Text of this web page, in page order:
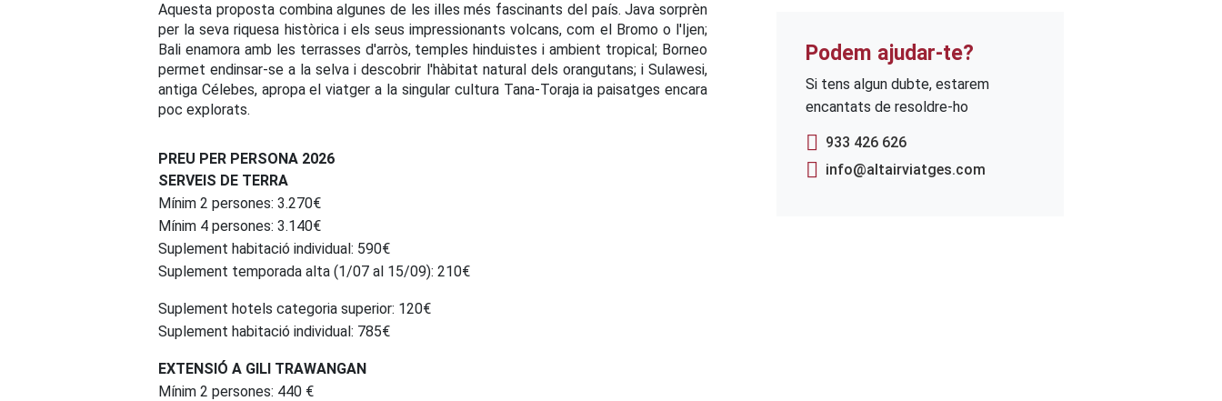
Aquesta proposta combina algunes de les illes més fascinants del país. Java sorprèn
per la seva riquesa històrica i els seus impressionants volcans, com el Bromo o l'Ijen;
Bali enamora amb les terrasses d'arròs, temples hinduistes i ambient tropical; Borneo
permet endinsar-se a la selva i descobrir l'hàbitat natural dels orangutans; i Sulawesi,
antiga Célebes, apropa el viatger a la singular cultura Tana-Toraja ia paisatges encara
poc explorats.
PREU PER PERSONA 2026
SERVEIS DE TERRA
Mínim 2 persones: 3.270€
Mínim 4 persones: 3.140€
Suplement habitació individual: 590€
Suplement temporada alta (1/07 al 15/09): 210€
Suplement hotels categoria superior: 120€
Suplement habitació individual: 785€
EXTENSIÓ A GILI TRAWANGAN
Mínim 2 persones: 440 €
Podem ajudar-te?
Si tens algun dubte, estarem
encantats de resoldre-ho
933 426 626
info@altairviatges.com